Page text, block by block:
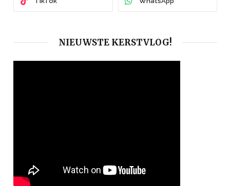
NIEUWSTE KERSTVLOG!